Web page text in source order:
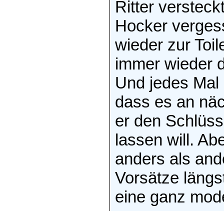
Ritter
Hocker
wieder zur
immer wieder
Und jedes
dass es an
er den
lassen will.
anders als
Vorsätze
eine ganz